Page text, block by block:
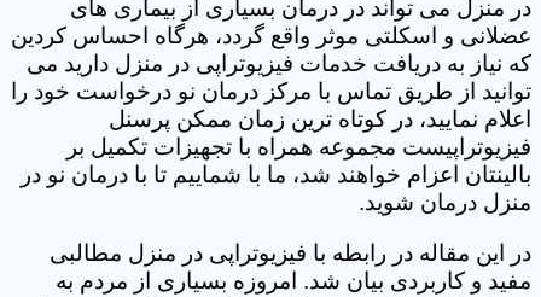
در منزل می تواند در درمان بسیاری از بیماری های
عضلانی و اسکلتی موثر واقع گردد، هرگاه احساس کردین
که نیاز به دریافت خدمات فیزیوتراپی در منزل دارید می
توانید از طریق تماس با مرکز درمان نو درخواست خود را
اعلام نمایید، در کوتاه ترین زمان ممکن پرسنل
فیزیوتراپیست مجموعه همراه با تجهیزات تکمیل بر
بالینتان اعزام خواهند شد، ما با شماییم تا با درمان نو در
منزل درمان شوید.
در این مقاله در رابطه با فیزیوتراپی در منزل مطالبی
مفید و کاربردی بیان شد. امروزه بسیاری از مردم به